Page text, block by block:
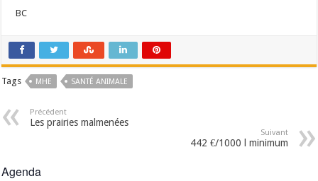
BC
Tags MHE SANTÉ ANIMALE
Précédent
Les prairies malmenées
Suivant
442 €/1000 l minimum
Agenda